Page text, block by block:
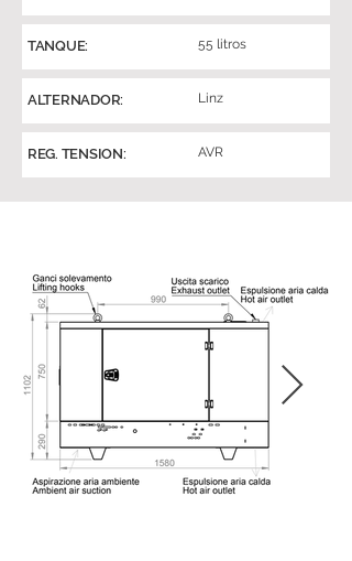
TANQUE: 55 litros
ALTERNADOR: Linz
REG. TENSION: AVR